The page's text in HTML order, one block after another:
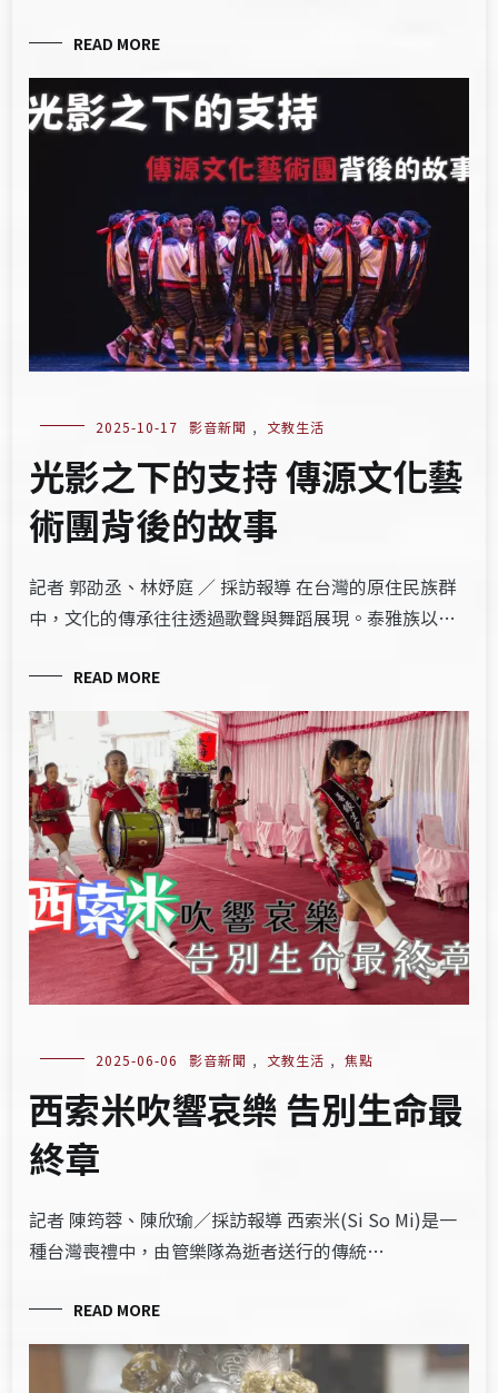
READ MORE
2025-10-17 影音新聞 , 文教生活
光影之下的支持 傳源文化藝
術團背後的故事
記者 郭劭丞、林妤庭 ∕ 採訪報導 在台灣的原住民族群
中，文化的傳承往往透過歌聲與舞蹈展現。泰雅族以…
READ MORE
2025-06-06 影音新聞 , 文教生活 , 焦點
西索米吹響哀樂 告別生命最
終章
記者 陳筠蓉、陳欣瑜／採訪報導 西索米(Si So Mi)是一
種台灣喪禮中，由管樂隊為逝者送行的傳統…
READ MORE